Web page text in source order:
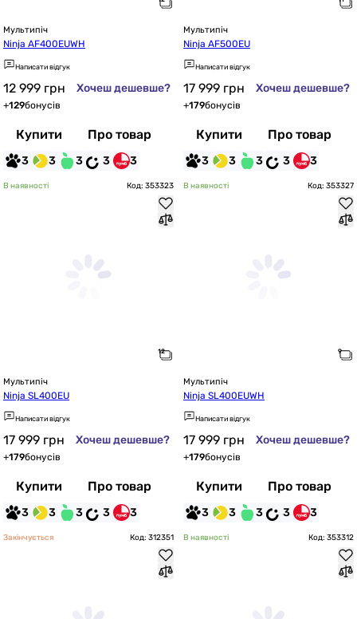
Мультипіч
Ninja AF400EUWH
Написати відгук
12 999 грн Хочеш дешевше?
+129бонусів
Купити Про товар
3 3 3 3 3
Мультипіч
Ninja AF500EU
Написати відгук
17 999 грн Хочеш дешевше?
+179бонусів
Купити Про товар
3 3 3 3 3
В наявності Код: 353323
Мультипіч
Ninja SL400EU
Написати відгук
17 999 грн Хочеш дешевше?
+179бонусів
Купити Про товар
3 3 3 3 3
В наявності Код: 353327
Мультипіч
Ninja SL400EUWH
Написати відгук
17 999 грн Хочеш дешевше?
+179бонусів
Купити Про товар
3 3 3 3 3
Закінчується Код: 312351 В наявності Код: 353312